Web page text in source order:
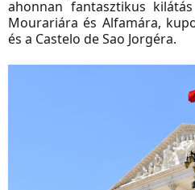
ahonnan fantasztikus
Mourariára és Alfamára,
és a Castelo de Sao Jorgéra.